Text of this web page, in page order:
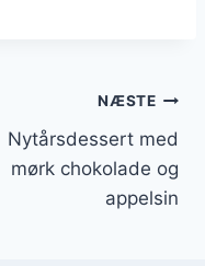
NÆSTE
Nytårsdessert med
mørk chokolade og
appelsin